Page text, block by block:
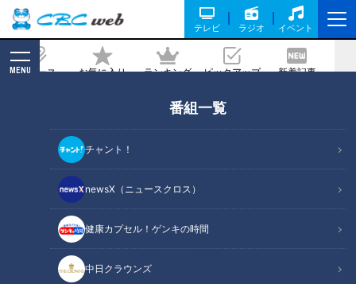
テレビ ラジオ イベント
ニュース お気に入り ランキング ピックアップ 新着記事
MENU
番組一覧
チャント！
newsX（ニュースクロス）
健康カプセル！ゲンキの時間
中日クラウンズ
サンショウウオ！？「アクア・トトぎ
ふ」の人気生き物ランキング第1位は世
界最大級の淡水魚！
記事に戻る